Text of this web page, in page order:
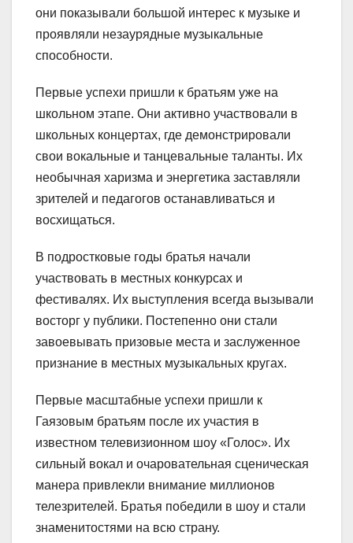
они показывали большой интерес к музыке и
проявляли незаурядные музыкальные
способности.
Первые успехи пришли к братьям уже на
школьном этапе. Они активно участвовали в
школьных концертах, где демонстрировали
свои вокальные и танцевальные таланты. Их
необычная харизма и энергетика заставляли
зрителей и педагогов останавливаться и
восхищаться.
В подростковые годы братья начали
участвовать в местных конкурсах и
фестивалях. Их выступления всегда вызывали
восторг у публики. Постепенно они стали
завоевывать призовые места и заслуженное
признание в местных музыкальных кругах.
Первые масштабные успехи пришли к
Гаязовым братьям после их участия в
известном телевизионном шоу «Голос». Их
сильный вокал и очаровательная сценическая
манера привлекли внимание миллионов
телезрителей. Братья победили в шоу и стали
знаменитостями на всю страну.